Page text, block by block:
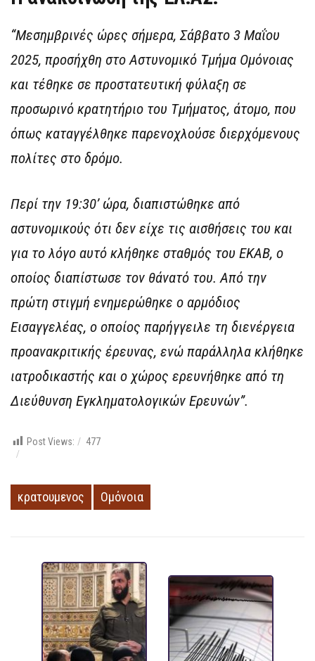
“Μεσημβρινές ώρες σήμερα, Σάββατο 3 Μαΐου
2025, προσήχθη στο Αστυνομικό Τμήμα Ομόνοιας
και τέθηκε σε προστατευτική φύλαξη σε
προσωρινό κρατητήριο του Τμήματος, άτομο, που
όπως καταγγέλθηκε παρενοχλούσε διερχόμενους
πολίτες στο δρόμο.
Περί την 19:30’ ώρα, διαπιστώθηκε από
αστυνομικούς ότι δεν είχε τις αισθήσεις του και
για το λόγο αυτό κλήθηκε σταθμός του ΕΚΑΒ, ο
οποίος διαπίστωσε τον θάνατό του. Από την
πρώτη στιγμή ενημερώθηκε ο αρμόδιος
Εισαγγελέας, ο οποίος παρήγγειλε τη διενέργεια
προανακριτικής έρευνας, ενώ παράλληλα κλήθηκε
ιατροδικαστής και ο χώρος ερευνήθηκε από τη
Διεύθυνση Εγκληματολογικών Ερευνών”.
Post Views: 477
κρατουμενος Ομόνοια